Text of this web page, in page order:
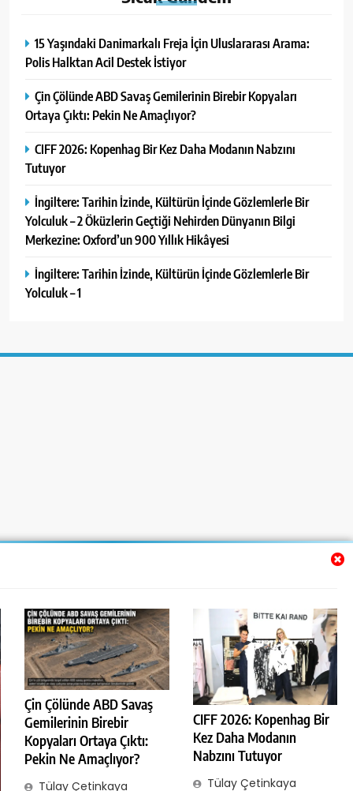
Çin Çölünde ABD Savaş
Gemilerinin Birebir
Kopyaları Ortaya Çıktı:
Pekin Ne Amaçlıyor?
Tülay Çetinkaya
CIFF 2026: Kopenhag Bir
Kez Daha Modanın
Nabzını Tutuyor
Tülay Çetinkaya
15 Yaşındaki Danimarkalı Freja İçin Uluslararası Arama:
Polis Halktan Acil Destek İstiyor
Çin Çölünde ABD Savaş Gemilerinin Birebir Kopyaları
Ortaya Çıktı: Pekin Ne Amaçlıyor?
CIFF 2026: Kopenhag Bir Kez Daha Modanın Nabzını
Tutuyor
İngiltere: Tarihin İzinde, Kültürün İçinde Gözlemlerle Bir
Yolculuk – 2 Öküzlerin Geçtiği Nehirden Dünyanın Bilgi
Merkezine: Oxford’un 900 Yıllık Hikâyesi
İngiltere: Tarihin İzinde, Kültürün İçinde Gözlemlerle Bir
Yolculuk – 1